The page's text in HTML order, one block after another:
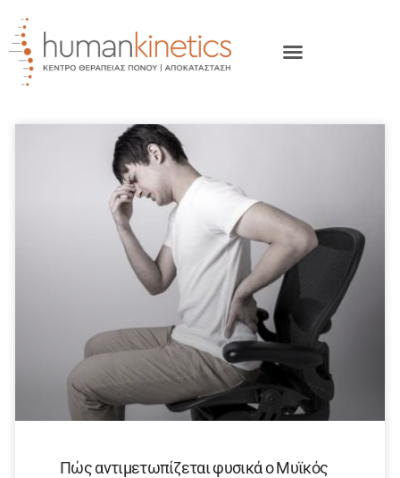
Πώς αντιμετωπίζεται φυσικά ο Μυϊκός